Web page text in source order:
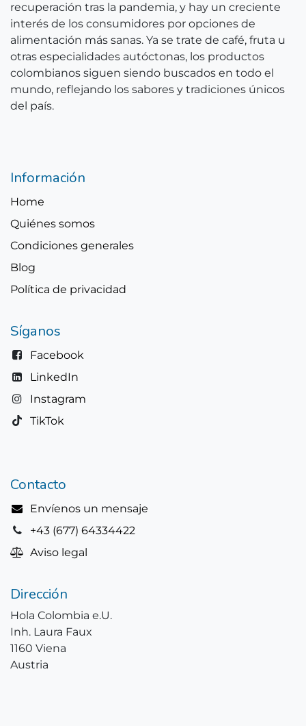
recuperación tras la pandemia, y hay un creciente
interés de los consumidores por opciones de
alimentación más sanas. Ya se trate de café, fruta u
otras especialidades autóctonas, los productos
colombianos siguen siendo buscados en todo el
mundo, reflejando los sabores y tradiciones únicos
del país.
Información
Home
Quiénes somos
Condiciones generales
Blog
Política de privacidad
Síganos
Facebook
LinkedIn
Instagram
TikTok
Contacto
Envíenos un mensaje
+43 (677) 64334422
Aviso legal
Dirección
Hola Colombia e.U.
Inh. Laura Faux
1160 Viena
Austria